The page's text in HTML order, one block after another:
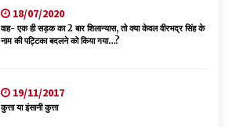
18/07/2020
वाह- एक ही सड़क का 2 बार शिलान्यास, तो क्या केवल वीरभद्र सिंह के
नाम की पट्टिका बदलने को किया गया…?
19/11/2017
कुत्ता या इंसानी कुत्ता